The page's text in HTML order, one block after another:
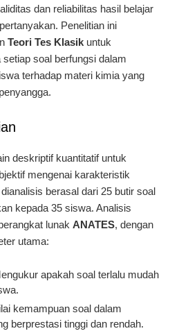
dan reliabilitas hasil belajar
Penelitian ini
Teori Tes Klasik untuk
soal berfungsi dalam
terhadap materi kimia yang
deskriptif kuantitatif untuk
mengenai karakteristik
berasal dari 25 butir soal
kepada 35 siswa. Analisis
lunak ANATES, dengan
utama:
apakah soal terlalu mudah
kemampuan soal dalam
berprestasi tinggi dan rendah.